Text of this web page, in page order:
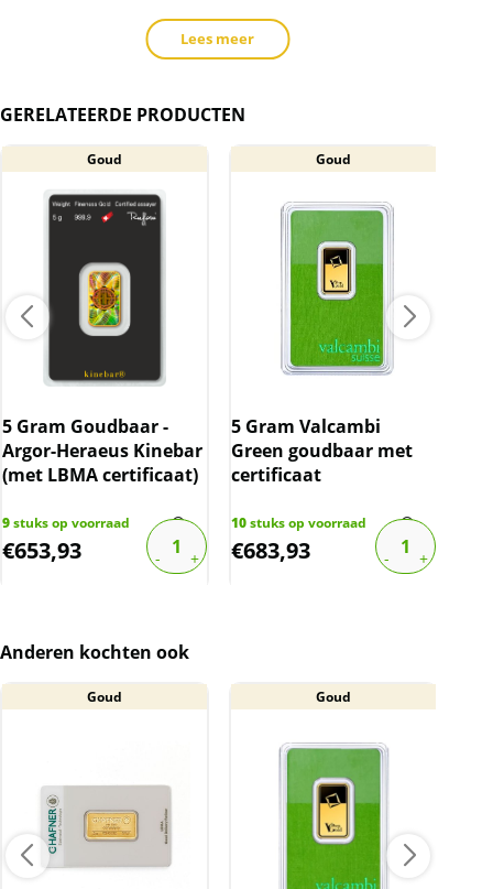
Deze goudbaar wordt in een gripzakje
geleverd.
Doordat deze goudbaar wordt geleverd in een
gripzakje, kan de baar krasjes/vlekjes hebben.
BTW
Beleggingsgoud is vrijgesteld van btw.
Lees meer
GERELATEERDE PRODUCTEN
Goud
5 Gram Goudbaar -
Argor-Heraeus Kinebar
(met LBMA certificaat)
9stuks op voorraad
€653,93
Goud
5 Gram Valcambi
Green goudbaar met
certificaat
10stuks op voorraad
€683,93
Anderen kochten ook
Goud Goud